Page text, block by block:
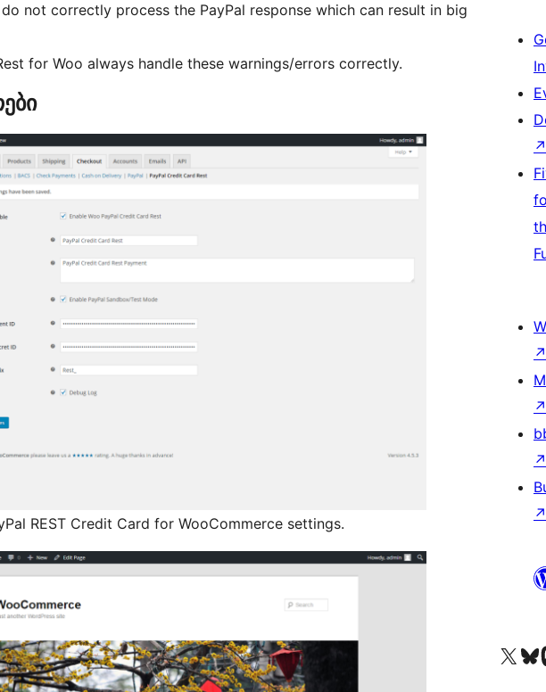
not correctly process the PayPal response which can result in big
for Woo always handle these warnings/errors correctly.
REST Credit Card for WooCommerce settings.
↗
↗
↗
↗
↗
Visit our XVisit